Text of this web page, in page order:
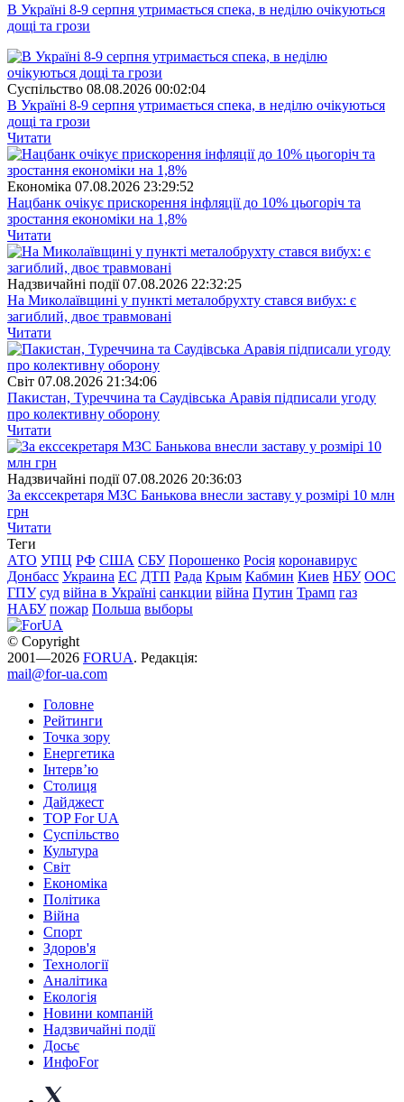
В Україні 8-9 серпня утримається спека, в неділю очікуються
дощі та грози
Суспiльство 08.08.2026 00:02:04
В Україні 8-9 серпня утримається спека, в неділю очікуються
дощі та грози
Читати
Економіка 07.08.2026 23:29:52
Нацбанк очікує прискорення інфляції до 10% цьогоріч та
зростання економіки на 1,8%
Читати
Надзвичайні події 07.08.2026 22:32:25
На Миколаївщині у пункті металобрухту стався вибух: є
загиблий, двоє травмовані
Читати
Свiт 07.08.2026 21:34:06
Пакистан, Туреччина та Саудівська Аравія підписали угоду
про колективну оборону
Читати
Надзвичайні події 07.08.2026 20:36:03
За екссекретаря МЗС Банькова внесли заставу у розмірі 10 млн
грн
Читати
Теги
АТО УПЦ РФ США СБУ Порошенко Росія коронавирус
Донбасс Украина ЕС ДТП Рада Крым Кабмин Киев НБУ ООС
ГПУ суд війна в Україні санкции війна Путин Трамп газ
НАБУ пожар Польша выборы
© Copyright
2001—2026 FORUA. Редакція:
mail@for-ua.com
Головне
Рейтинги
Точка зору
Енергетика
Інтерв’ю
Столиця
Дайджест
TOP For UA
Суспiльство
Культура
Світ
Економіка
Політика
Війна
Спорт
Здоров'я
Технології
Аналітика
Екологія
Новини компаній
Надзвичайні події
Досьє
ИнфоFor